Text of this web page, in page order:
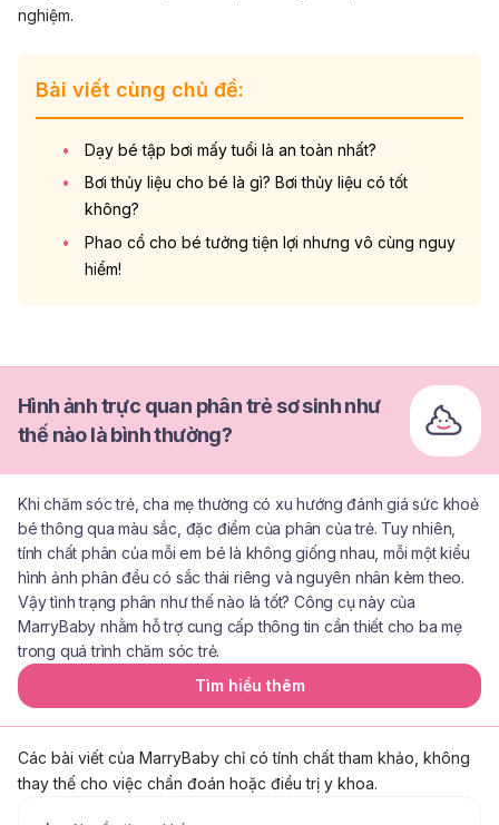
nghiệm.
Bài viết cùng chủ đề:
Dạy bé tập bơi mấy tuổi là an toàn nhất?
Bơi thủy liệu cho bé là gì? Bơi thủy liệu có tốt
không?
Phao cổ cho bé tưởng tiện lợi nhưng vô cùng nguy
hiểm!
Hình ảnh trực quan phân trẻ sơ sinh như
thế nào là bình thường?
Khi chăm sóc trẻ, cha mẹ thường có xu hướng đánh giá sức khoẻ
bé thông qua màu sắc, đặc điểm của phân của trẻ. Tuy nhiên,
tính chất phân của mỗi em bé là không giống nhau, mỗi một kiểu
hình ảnh phân đều có sắc thái riêng và nguyên nhân kèm theo.
Vậy tình trạng phân như thế nào là tốt? Công cụ này của
MarryBaby nhằm hỗ trợ cung cấp thông tin cần thiết cho ba mẹ
trong quá trình chăm sóc trẻ.
Tìm hiểu thêm
Các bài viết của MarryBaby chỉ có tính chất tham khảo, không
thay thế cho việc chẩn đoán hoặc điều trị y khoa.